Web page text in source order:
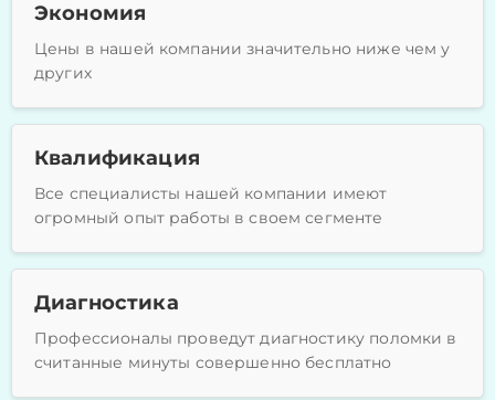
Экономия
Цены в нашей компании значительно ниже чем у
других
Квалификация
Все специалисты нашей компании имеют
огромный опыт работы в своем сегменте
Диагностика
Профессионалы проведут диагностику поломки в
считанные минуты совершенно бесплатно